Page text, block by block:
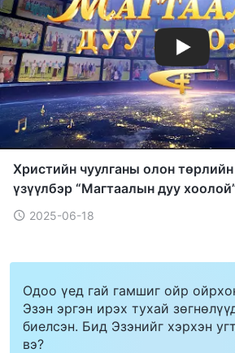
Христийн чуулганы олон
үзүүлбэр “Магтаалын дуу
2025-06-18
Одоо үед гай гамшиг ойр
Эзэн эргэн ирэх тухай
биелсэн. Бид Эзэнийг хэрхэн
вэ?